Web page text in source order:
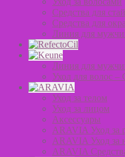
Средства для
Средства для
Линия для
Линия для
Уход для волос –
Уход за телом
Уход за лицом
Аксессуары
ARAVIA Уход за
ARAVIA Уход за
ARAVIA